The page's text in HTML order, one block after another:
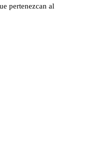
pertenezcan al